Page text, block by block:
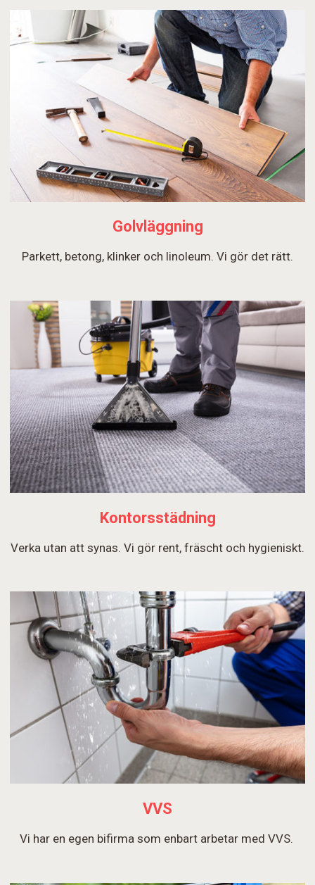
Golvläggning
Parkett, betong, klinker och linoleum. Vi gör det rätt.
Kontorsstädning
Verka utan att synas. Vi gör rent, fräscht och hygieniskt.
VVS
Vi har en egen bifirma som enbart arbetar med VVS.